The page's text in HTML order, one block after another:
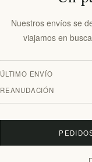
Nuestros envíos se
viajamos en
ÚLTIMO ENVÍO
REANUDACIÓN